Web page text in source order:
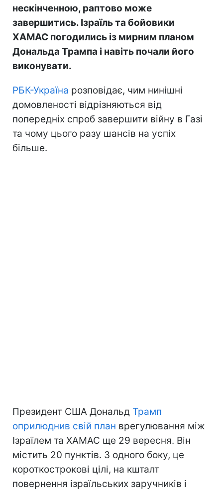
нескінченною, раптово може
завершитись. Ізраїль та бойовики
ХАМАС погодились із мирним планом
Дональда Трампа і навіть почали його
виконувати.
РБК-Україна розповідає, чим нинішні
домовленості відрізняються від
попередніх спроб завершити війну в Газі
та чому цього разу шансів на успіх
більше.
Президент США Дональд Трамп
оприлюднив свій план врегулювання між
Ізраїлем та ХАМАС ще 29 вересня. Він
містить 20 пунктів. З одного боку, це
короткострокові цілі, на кшталт
повернення ізраїльських заручників і